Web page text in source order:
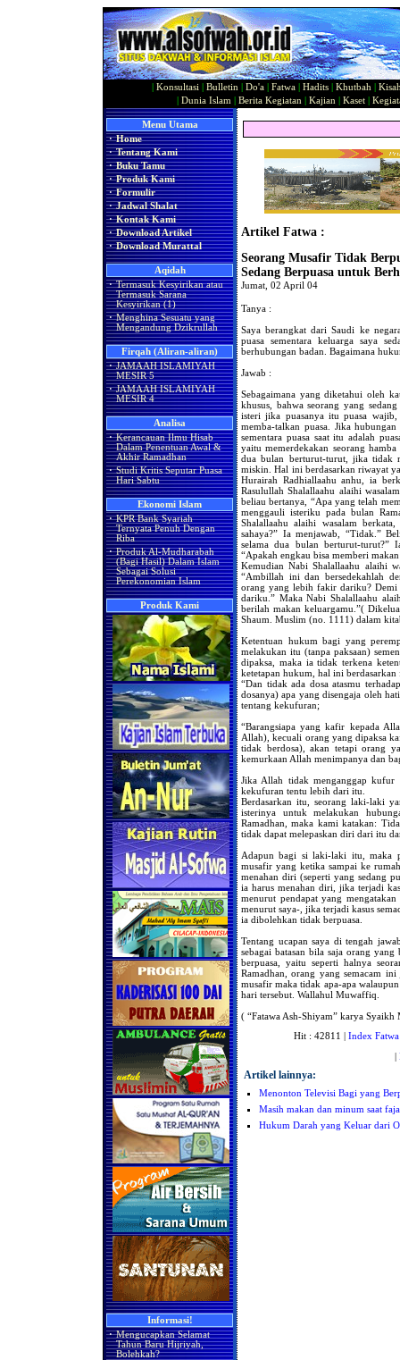
Konsultasi Bulletin Do'a Fatwa Hadits Khutbah
Dunia Islam Berita Kegiatan Kajian Kaset|
Menu Utama
· Home
· Tentang Kami
· Buku Tamu
· Produk Kami
· Formulir
· Jadwal Shalat
· Kontak Kami
· Download Artikel
· Download Murattal
Aqidah
· Termasuk Kesyirikan atau
Termasuk Sarana
Kesyirikan (1)
· Menghina Sesuatu yang
Mengandung Dzikrullah
Firqah (Aliran-aliran)
· JAMAAH ISLAMIYAH
MESIR 5
· JAMAAH ISLAMIYAH
MESIR 4
Analisa
· Kerancauan Ilmu Hisab
Dalam Penentuan Awal &
Akhir Ramadhan
· Studi Kritis Seputar Puasa
Hari Sabtu
Ekonomi Islam
· KPR Bank Syariah
Ternyata Penuh Dengan
Riba
· Produk Al-Mudharabah
(Bagi Hasil) Dalam Islam
Sebagai Solusi
Perekonomian Islam
Produk Kami
Informasi!
· Mengucapkan Selamat
Tahun Baru Hijriyah,
Bolehkah?
Artikel Fatwa :
Seorang Musafir Tidak
Sedang Berpuasa untuk
Jumat, 02 April 04
Tanya :
Saya berangkat dari Saudi ke
puasa sementara keluarga saya
berhubungan badan. Bagaimana
Jawab :
Sebagaimana yang diketahui oleh
khusus, bahwa seorang yang
isteri jika puasanya itu puasa
memba-talkan puasa. Jika
sementara puasa saat itu adalah
yaitu memerdekakan seorang
dua bulan berturut-turut, jika tidak
miskin. Hal ini berdasarkan riwayat
Hurairah Radhiallaahu anhu, ia
Rasulullah Shalallaahu alaihi
beliau bertanya, “Apa yang telah
menggauli isteriku pada bulan
Shalallaahu alaihi wasalam
sahaya?” Ia menjawab, “Tidak.”
selama dua bulan berturut-turut?”
“Apakah engkau bisa memberi
Kemudian Nabi Shalallaahu alaihi
“Ambillah ini dan bersedekahlah
orang yang lebih fakir dariku?
dariku.” Maka Nabi Shalallaahu
berilah makan keluargamu.”(
Shaum. Muslim (no. 1111) dalam
Ketentuan hukum bagi yang
melakukan itu (tanpa paksaan)
dipaksa, maka ia tidak terkena
ketetapan hukum, hal ini
“Dan tidak ada dosa atasmu
dosanya) apa yang disengaja oleh
tentang kekufuran;
“Barangsiapa yang kafir kepada
Allah), kecuali orang yang dipaksa
tidak berdosa), akan tetapi orang
kemurkaan Allah menimpanya dan
Jika Allah tidak menganggap kufur
kekufuran tentu lebih dari itu.
Berdasarkan itu, seorang laki-laki
isterinya untuk melakukan
Ramadhan, maka kami katakan:
tidak dapat melepaskan diri dari itu
Adapun bagi si laki-laki itu, maka
musafir yang ketika sampai ke
menahan diri (seperti yang sedang
ia harus menahan diri, jika terjadi
menurut pendapat yang
menurut saya-, jika terjadi kasus
ia dibolehkan tidak berpuasa.
Tentang ucapan saya di tengah
sebagai batasan bila saja orang
berpuasa, yaitu seperti halnya
Ramadhan, orang yang semacam
musafir maka tidak apa-apa
hari tersebut. Wallahul Muwaffiq.
( “Fatawa Ash-Shiyam” karya
Hit : 42811 | Index Fatwa
|
Artikel lainnya:
Menonton Televisi Bagi yang
Masih makan dan minum saat
Hukum Darah yang Keluar dari